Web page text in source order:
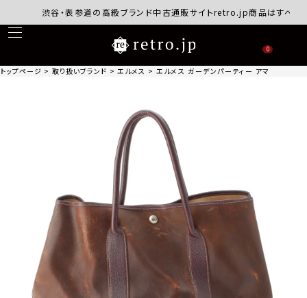
渋谷・表参道の高級ブランド中古通販サイトretro.jp商品はすべて正規
0
トップページ 取り扱いブランド エルメス エルメス ガーデンパーティー アマゾニア ト